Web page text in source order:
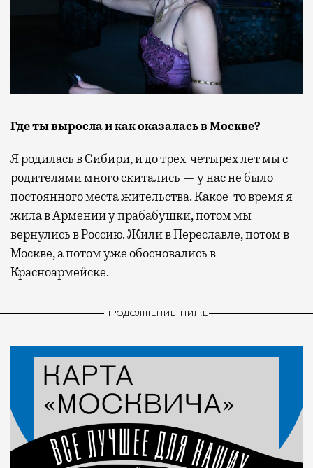
Где ты выросла и как оказалась в Москве?
Я родилась в Сибири, и до трех-четырех лет мы с
родителями много скитались — у нас не было
постоянного места жительства. Какое-то время я
жила в Армении у прабабушки, потом мы
вернулись в Россию. Жили в Переславле, потом в
Москве, а потом уже обосновались в
Красноармейске.
ПРОДОЛЖЕНИЕ НИЖЕ